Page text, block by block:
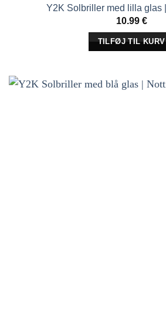
Y2K Solbriller med lilla glas
10.99 €
TILFØJ TIL KURV